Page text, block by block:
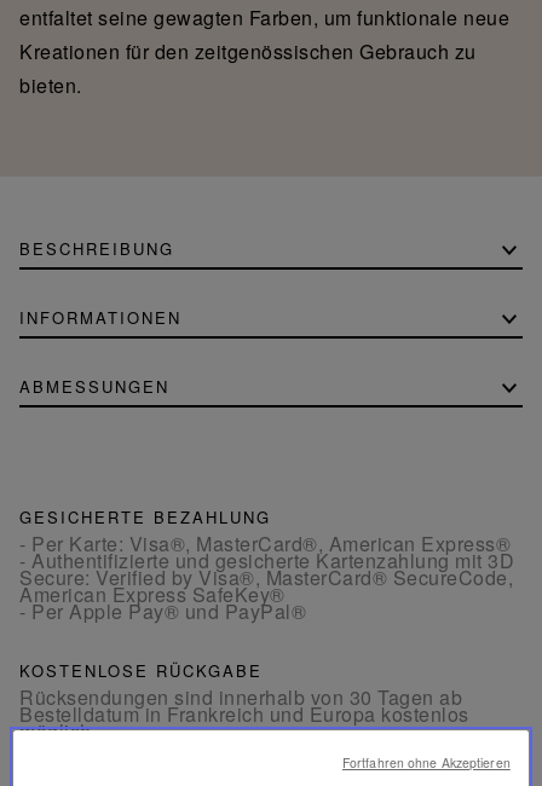
entfaltet seine gewagten Farben, um funktionale neue
Kreationen für den zeitgenössischen Gebrauch zu
bieten.
BESCHREIBUNG
INFORMATIONEN
ABMESSUNGEN
GESICHERTE BEZAHLUNG
- Per Karte: Visa®, MasterCard®, American Express®
- Authentifizierte und gesicherte Kartenzahlung mit 3D
Secure: Verified by Visa®, MasterCard® SecureCode,
American Express SafeKey®
- Per Apple Pay® und PayPal®
KOSTENLOSE RÜCKGABE
Rücksendungen sind innerhalb von 30 Tagen ab
Bestelldatum in Frankreich und Europa kostenlos
möglich.
Fortfahren ohne Akzeptieren